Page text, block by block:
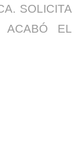
SOLICITA
EL